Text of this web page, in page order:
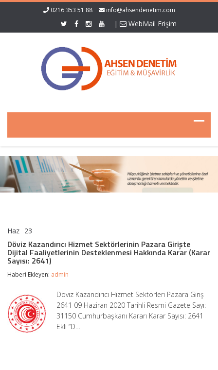
0216 353 51 88 info@ahsendenetim.com
| WebMail Erişim
Haz 23
Hizmet
Sektörlerinin
Pazara
Girişte
Desteklenmesi
Hakkında
Karar
(Karar
Sayısı:
Döviz Kazandırıcı Hizmet Sektörlerinin Pazara Girişte
Dijital Faaliyetlerinin Desteklenmesi Hakkında Karar (Karar
Sayısı: 2641)
Haberi Ekleyen: admin
Döviz Kazandırıcı Hizmet Sektörleri Pazara Giriş
2641 09 Haziran 2020 Tarihli Resmi Gazete Sayı:
31150 Cumhurbaşkanı Kararı Karar Sayısı: 2641
Ekli “D…